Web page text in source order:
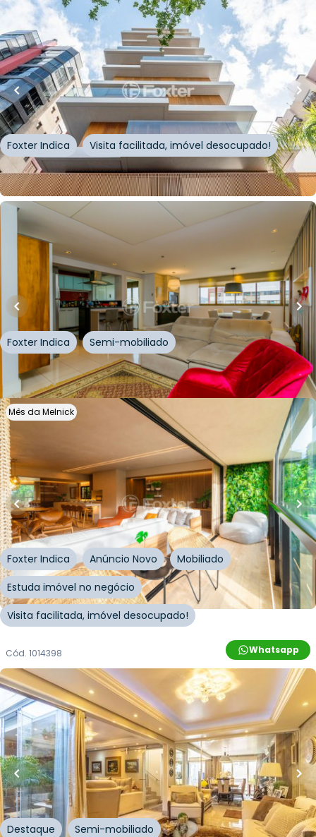
R$ 1.199.000,00
R$1.079.000,00
10% OFF
101m²•3quartos•2banheiros•2vagas
Apartamento • Haus 175
Rua Coronel Camisão,Higienópolis,Porto Alegre
Foxter Indica Visita facilitada, imóvel desocupado!
Whatsapp
Cód.378583
838.950,00
R$799.000,00
m² •3quartos • 2 banheiros
Apartamento • Aquarelle
Rua Domingos Martins, Cristo Redentor,Porto Alegre
Foxter Indica Semi-mobiliado
Whatsapp
Cód.244029
Mês da Melnick
R$4.131.210,00
R$
20
144m²•3quartos• 3banheiros•2vagas
Apartamento • Seen Menino Deus
Rua Marcílio Dias,Menino Deus,Porto Alegre
Foxter Indica Anúncio Novo
Mobiliado
Estuda imóvel no negócio
Visita facilitada, imóvel desocupado!
Whatsapp
Cód. 1014398
R$1.567.500,00
R$1.400.000,00
11% OFF
280m²• 3 quartos•5banheiros•2vagas
Casa
Rua Alfredo Miranda Obino, Jardim Itu,Porto Alegre
Destaque Semi-mobiliado